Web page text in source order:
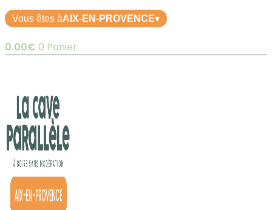
Vous êtes àAIX-EN-PROVENCE▾
0.00€ 0 Panier